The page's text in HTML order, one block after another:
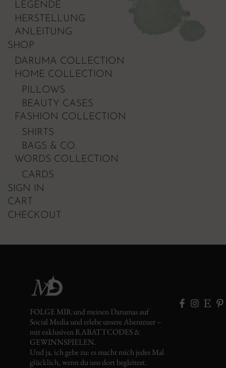
LEGENDE
HERSTELLUNG
ANLEITUNG
SHOP
DARUMA COLLECTION
HOME COLLECTION
PILLOWS
BEAUTY CASES
FASHION COLLECTION
SHIRTS
BAGS & CO.
WORDS COLLECTION
CARDS
SIGN IN
CART
CHECKOUT
FOLGE MIR und meinen Darumas auf
Social Media und erlebe unsere Abenteuer –
mit exklusiven RABATTCODES &
GEWINNSPIELEN.
Und ja, ich gebe zu: es macht mich jedes Mal
glücklich, wenn du uns dort begleitest.